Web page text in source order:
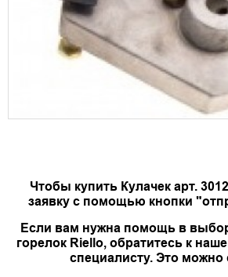
Чтобы купить Кулачек арт.
заявку с помощью кнопки
Если вам нужна помощь в
горелок Riello, обратитесь к
специалисту. Это можно